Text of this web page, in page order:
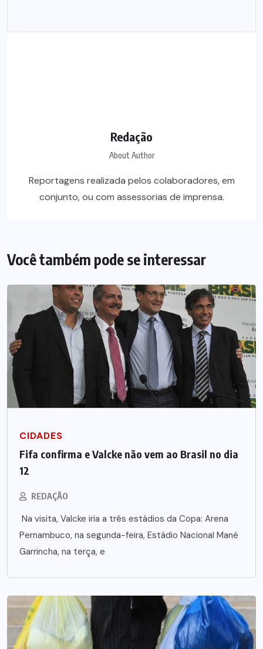
Redação
About Author
Reportagens realizada pelos colaboradores, em
conjunto, ou com assessorias de imprensa.
Você também pode se interessar
CIDADES
Fifa confirma e Valcke não vem ao Brasil no dia
12
REDAÇÃO
Na visita, Valcke iria a três estádios da Copa: Arena
Pernambuco, na segunda-feira, Estádio Nacional Mané
Garrincha, na terça, e